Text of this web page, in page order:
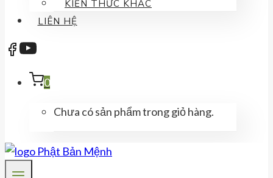
KIẾN THỨC KHÁC
LIÊN HỆ
0
Chưa có sản phẩm trong giỏ hàng.